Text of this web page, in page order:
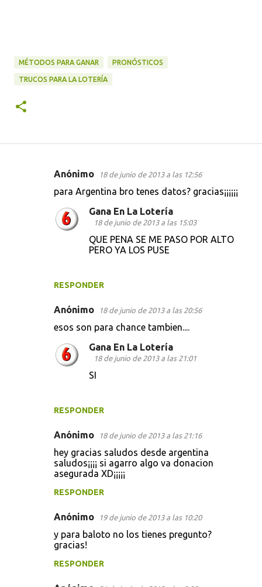
MÉTODOS PARA GANAR PRONÓSTICOS
TRUCOS PARA LA LOTERÍA
Anónimo 18 de junio de 2013 a las 12:56
para Argentina bro tenes datos? gracias¡¡¡¡¡¡
RESPONDER
Gana En La Lotería
18 de junio de 2013 a las 15:03
QUE PENA SE ME PASO POR ALTO
PERO YA LOS PUSE
Anónimo 18 de junio de 2013 a las 20:56
esos son para chance tambien....
RESPONDER
Gana En La Lotería
18 de junio de 2013 a las 21:01
SI
Anónimo 18 de junio de 2013 a las 21:16
hey gracias saludos desde argentina
saludos¡¡¡¡ si agarro algo va donacion
asegurada XD¡¡¡¡¡
RESPONDER
Anónimo 19 de junio de 2013 a las 10:20
y para baloto no los tienes pregunto?
gracias!
RESPONDER